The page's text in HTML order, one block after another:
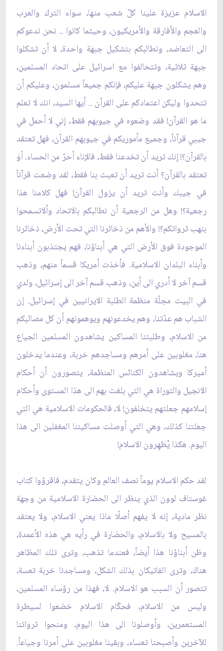
الاسلام عزيزة علينا كلّ شعب منها، سواء الترك والعرب
والعجم والأفارقة والأمريكيون، وحيثما كانوا .. نحن ندعوكم
الى التعاضد، ونطالبكم بتشكيل جبهة واحدة، لا أن تشكلوا
جبهة ثلاثية، وتتحالفوا مع اسرائيل على اتحاد المسلمين،
وهم يشكلون جبهة عليكم، فإنكم جميعاً مسلمون، وعليكم أن
تتحدوا وليكن اعتمادكم على القرآن .. أيها السيد، انك لا تعلم
ما هو القرآن! فقد وضعوه في جيوبهم فقط، إني لا أحمل في
جيبي قرآناً، وجميع مأموريكم في جيوبهم القرآن، فهل تعتقد
بالقرآن؟! إنك تريد أن‏ تخدعنا فقط، فالإناء أحرّ من الحساء. أوَ
تعتقد بالقرآن؟ أنت تريد أن تعبث بنا فقط، لقد وضعت قرآناً
في جيبك وأنت تريد أن يزول القرآن! فهل كلامنا هذا
رجعية؟! وهل من الرجعية أن نطالبكم بالاتحاد وألاتسمحوا
بنهب ثرواتكم؟! والأهم من ذخائرنا التي تحت الأرض، ذخائرنا
الموجودة فوق الأرض التي هي أبناؤنا، فهم يجتذبون أبناءنا
وأبناء البلدان الاسلامية. فأخذت أمريكا قسماً منهم، وذهب
قسم آخر لا أدري الى أين، وذهب قسم آخر الى إسرائيل، ولدي
في البيت مجلّة منظمة الطلبة الايرانيين في إسرائيل. إن
الشباب هم عدّتنا، وهم يخدعونهم ويوهمونهم أن كل مصائبكم
من الاسلام، وطلبتنا المساكين يشاهدون المسلمين الجياع
هنا، مغلوبين على أمرهم ومساجدهم خربة، وعندما يدخلون
أميركا ويشاهدون الكنائس المنظمة، يتصورون أن أحكام
الانجيل والتوراة هي التي بلغت بهم الى هذا المستوى وأحكام
إسلامهم جعلتهم يتخلفون! لا، فالحكومات الاسلامية هي التي
جعلتنا كذلك، وهي التي أوصلت مساكيننا المغفلين الى هذا
اليوم. هكذا يُظهِرون الاسلام!
لقد حكم الاسلام يوماً نصف العالم وكان يتقدم، فاقرؤوا كتاب
غوستاف لوون الذي ينظر الى الحضارة الاسلامية من وجهة
نظر مادية، إنه لا يفهم أصلًا ماذا يعني الاسلام، ولا يعتقد
بالمسيح ولا بالاسلام، والحضارة في رأيه هي هذه الأعمدة،
وظن أبناؤنا هذا أيضاً، فعندما تذهب، وترى تلك المظاهر
هناك، وترى الفاتيكان بذلك الشكل، ومساجدنا خربة تعسة،
تتصور أن السبب هو الاسلام. لا، فهذا من رؤساء المسلمين،
وليس من الاسلام، فحكّام الاسلام خضعوا لسيطرة
المستعمرين، وأوصلونا الى هذا اليوم، ومنحوا ثرواتنا
للآخرين وأصبحنا تعساء، وبقينا مغلوبين على أمرنا وجياعاً.